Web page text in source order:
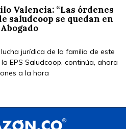
Valencia: “Las órdenes
saludcoop se quedan en
jurídica de la familia de este
EPS Saludcoop, continúa, ahora
a la hora